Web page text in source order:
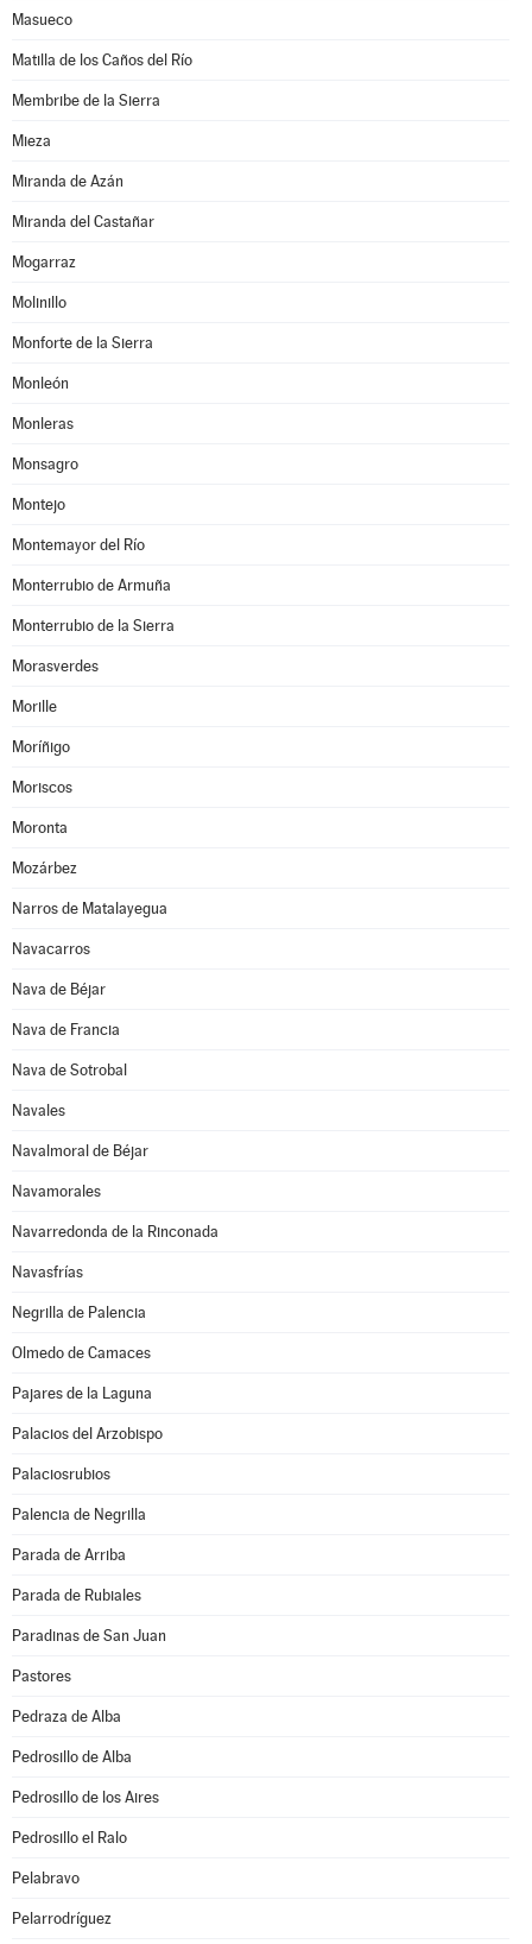
Masueco
Matilla de los Caños del Río
Membribe de la Sierra
Mieza
Miranda de Azán
Miranda del Castañar
Mogarraz
Molinillo
Monforte de la Sierra
Monleón
Monleras
Monsagro
Montejo
Montemayor del Río
Monterrubio de Armuña
Monterrubio de la Sierra
Morasverdes
Morille
Moríñigo
Moriscos
Moronta
Mozárbez
Narros de Matalayegua
Navacarros
Nava de Béjar
Nava de Francia
Nava de Sotrobal
Navales
Navalmoral de Béjar
Navamorales
Navarredonda de la Rinconada
Navasfrías
Negrilla de Palencia
Olmedo de Camaces
Pajares de la Laguna
Palacios del Arzobispo
Palaciosrubios
Palencia de Negrilla
Parada de Arriba
Parada de Rubiales
Paradinas de San Juan
Pastores
Pedraza de Alba
Pedrosillo de Alba
Pedrosillo de los Aires
Pedrosillo el Ralo
Pelabravo
Pelarrodríguez